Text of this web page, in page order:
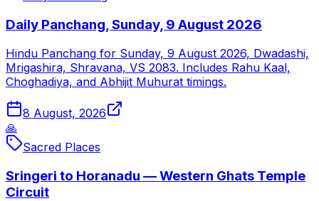
Daily Panchang, Sunday, 9 August 2026
Hindu Panchang for Sunday, 9 August 2026, Dwadashi,
Mrigashira, Shravana, VS 2083. Includes Rahu Kaal,
Choghadiya, and Abhijit Muhurat timings.
8 August, 2026
🙏
Sacred Places
Sringeri to Horanadu — Western Ghats Temple
Circuit